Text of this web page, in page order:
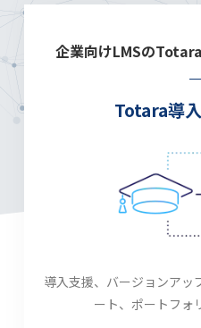
企業向けLMSの
Totara導
導入支援、バージョンアッ
ート、ポートフォ